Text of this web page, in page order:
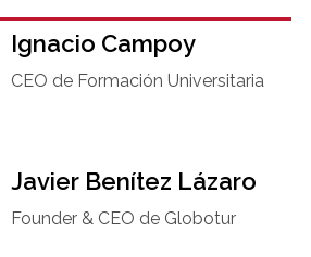
Ignacio Campoy​
CEO de Formación Universitaria​
Javier Benítez Lázaro
Founder & CEO de Globotur​